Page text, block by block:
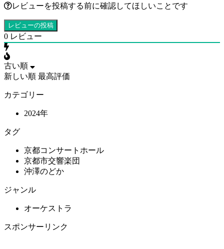
レビューを投稿する前に確認してほしいことです
0 レビュー
古い順
新しい順 最高評価
カテゴリー
2024年
タグ
京都コンサートホール
京都市交響楽団
沖澤のどか
ジャンル
オーケストラ
スポンサーリンク